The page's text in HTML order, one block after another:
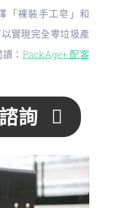
「裸裝手工皂」和
實現完全零垃圾產
： PackAge+ 配客
詢